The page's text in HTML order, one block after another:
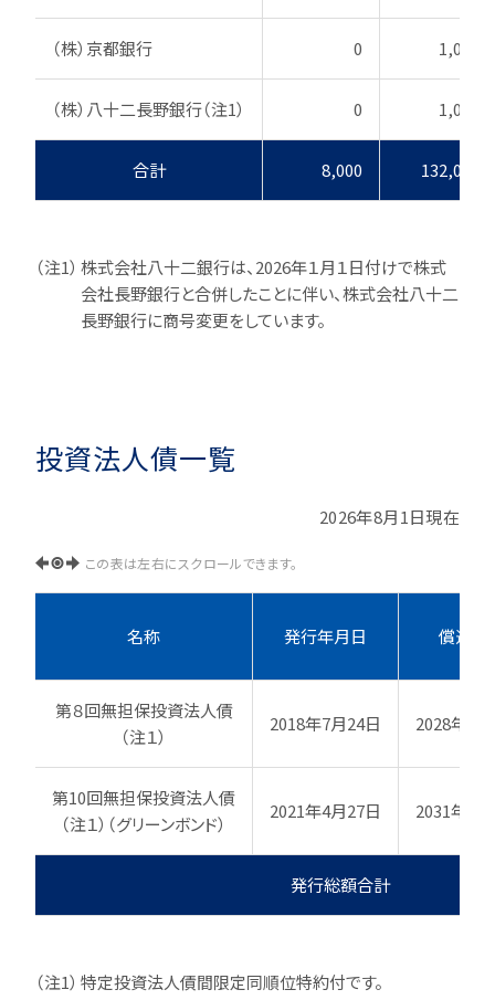
（株）京都銀行 0 1,000
（株）八十二長野銀行（注1） 0 1,000
合計 8,000 132,050
（注1） 株式会社八十二銀行は、2026年１月１日付けで株式
会社長野銀行と合併したことに伴い、株式会社八十二
長野銀行に商号変更をしています。
投資法人債一覧
2026年8月1日現在
この表は左右にスクロールできます。
名称 発行年月日 償還期
第８回無担保投資法人債
（注１）
2018年7月24日 2028年7
第10回無担保投資法人債
（注１）（グリーンボンド）
2021年4月27日 2031年4
発行総額合計
（注1） 特定投資法人債間限定同順位特約付です。